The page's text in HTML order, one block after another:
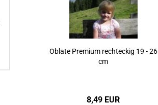
Oblate Premium rechteckig 19 - 26
cm
8,49 EUR